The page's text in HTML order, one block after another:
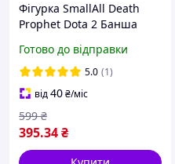
Фігурка SmallAll Death
Prophet Dota 2 Банша
Готово до відправки
5.0 (1)
від40₴/міс
395.34₴
599 ₴